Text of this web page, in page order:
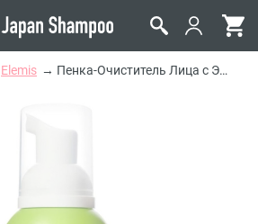
Elemis Пенка-Очиститель Лица с Экстрактом Центеллы Азиатской Elemis Superfood Cica Calm Cleansing Foam